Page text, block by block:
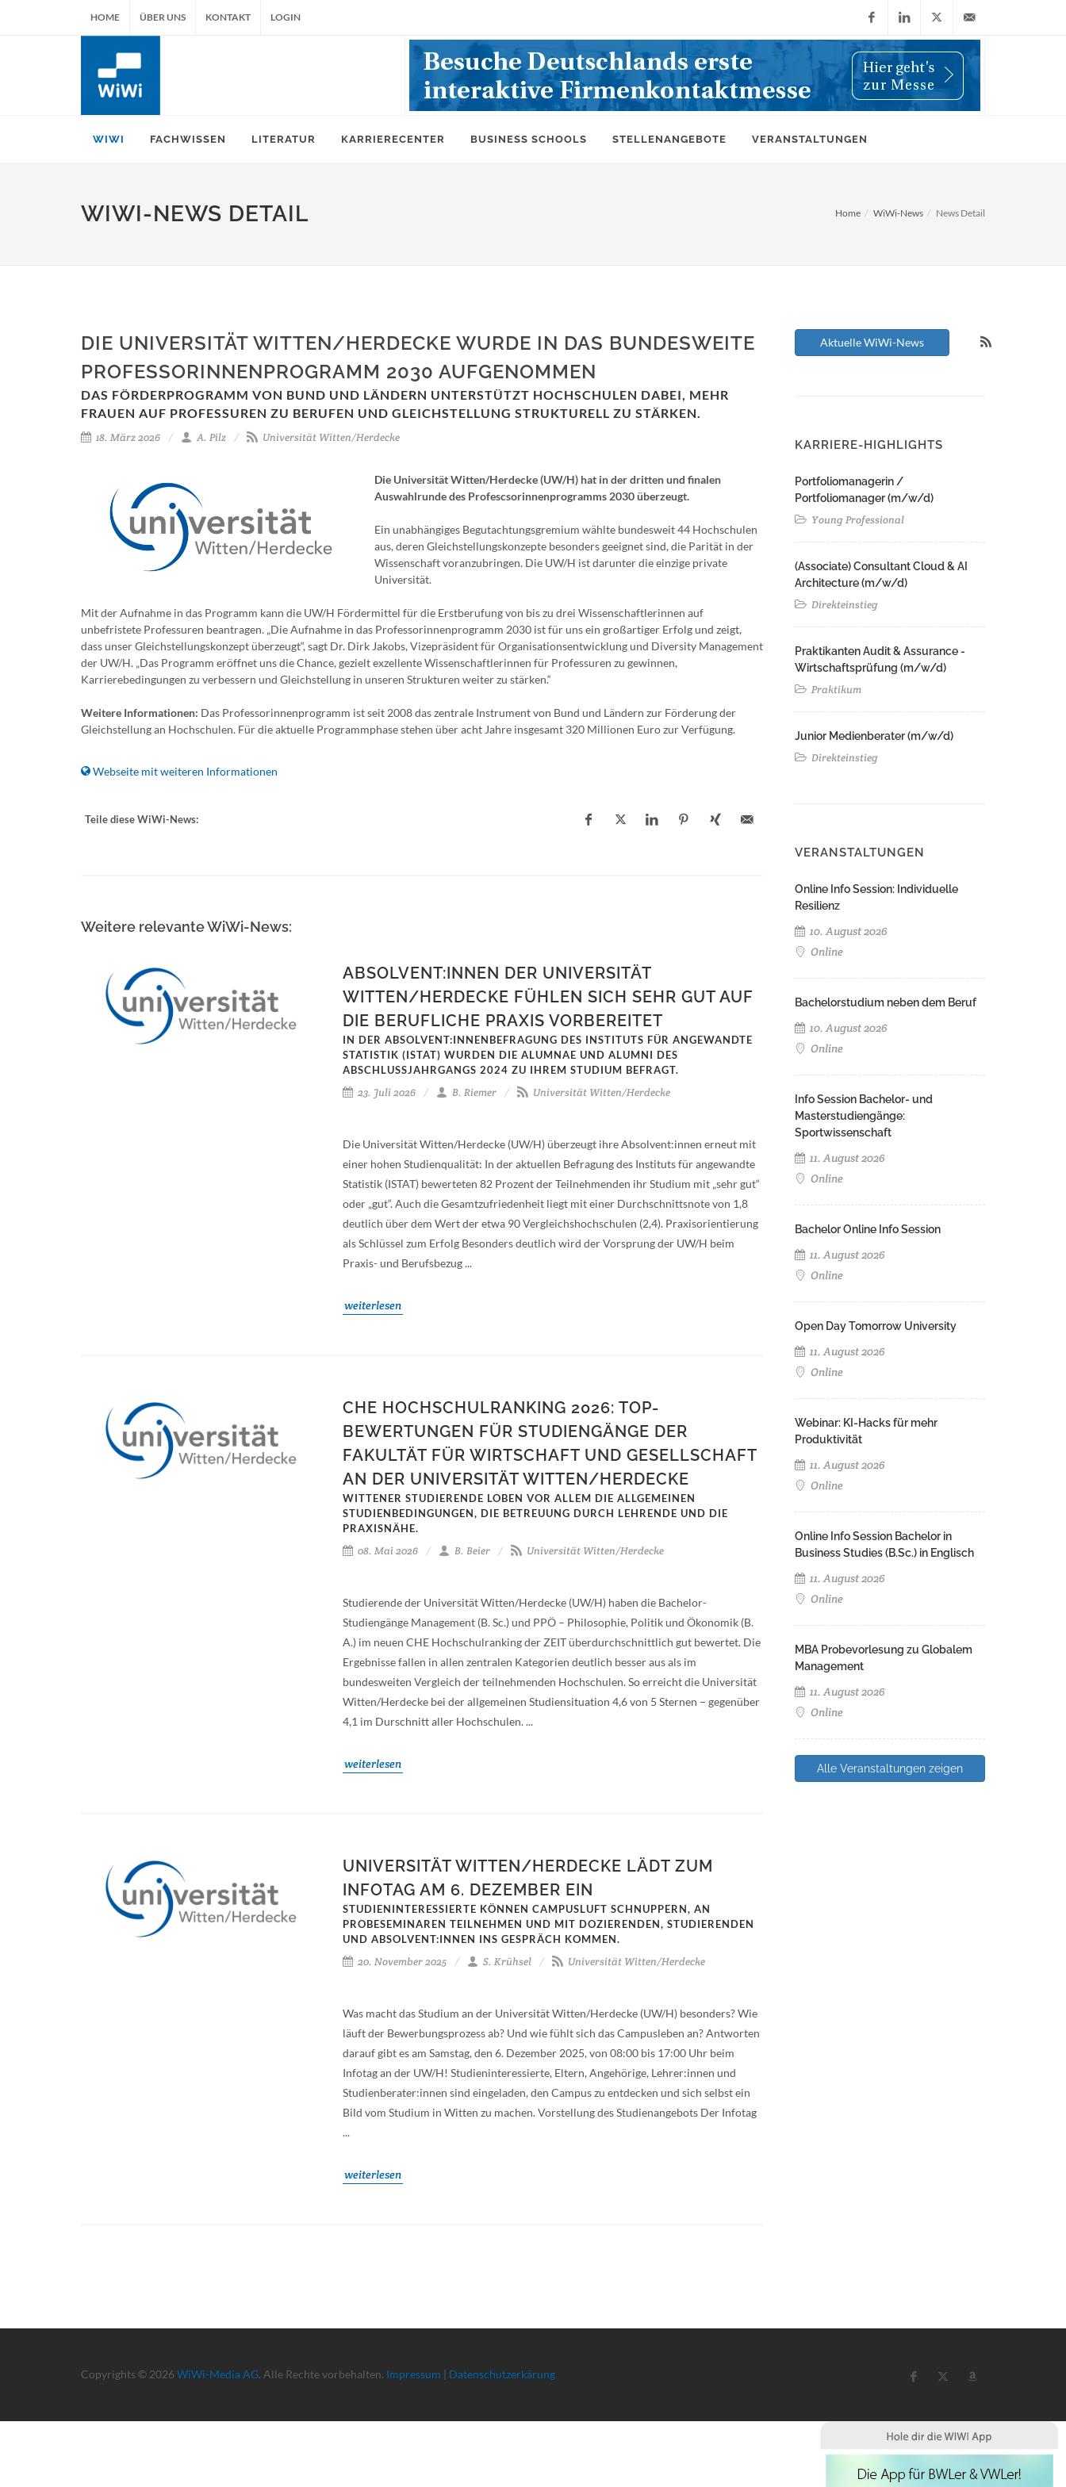
HOME ÜBER UNS KONTAKT LOGIN
FacebookLinkedIn
X
(Twitter)
info@wiwi-
WIWI FACHWISSEN LITERATUR KARRIERECENTER BUSINESS SCHOOLS STELLENANGEBOTE VERANSTALTUNGEN
WIWI-NEWS DETAIL Home WiWi-News News Detail
DIE UNIVERSITÄT WITTEN/HERDECKE WURDE IN DAS BUNDESWEITE
PROFESSORINNENPROGRAMM 2030 AUFGENOMMEN
DAS FÖRDERPROGRAMM VON BUND UND LÄNDERN UNTERSTÜTZT HOCHSCHULEN DABEI, MEHR
FRAUEN AUF PROFESSUREN ZU BERUFEN UND GLEICHSTELLUNG STRUKTURELL ZU STÄRKEN.
18. März 2026 A. Pilz Universität Witten/Herdecke
Die Universität Witten/Herdecke (UW/H) hat in der dritten und finalen
Auswahlrunde des Profescsorinnenprogramms 2030 überzeugt.
Ein unabhängiges Begutachtungsgremium wählte bundesweit 44 Hochschulen
aus, deren Gleichstellungskonzepte besonders geeignet sind, die Parität in der
Wissenschaft voranzubringen. Die UW/H ist darunter die einzige private
Universität.
Mit der Aufnahme in das Programm kann die UW/H Fördermittel für die Erstberufung von bis zu drei Wissenschaftlerinnen auf
unbefristete Professuren beantragen. „Die Aufnahme in das Professorinnenprogramm 2030 ist für uns ein großartiger Erfolg und zeigt,
dass unser Gleichstellungskonzept überzeugt“, sagt Dr. Dirk Jakobs, Vizepräsident für Organisationsentwicklung und Diversity Management
der UW/H. „Das Programm eröffnet uns die Chance, gezielt exzellente Wissenschaftlerinnen für Professuren zu gewinnen,
Karrierebedingungen zu verbessern und Gleichstellung in unseren Strukturen weiter zu stärken.“
Weitere Informationen: Das Professorinnenprogramm ist seit 2008 das zentrale Instrument von Bund und Ländern zur Förderung der
Gleichstellung an Hochschulen. Für die aktuelle Programmphase stehen über acht Jahre insgesamt 320 Millionen Euro zur Verfügung.
Webseite mit weiteren Informationen
Teile diese WiWi-News:
Weitere relevante WiWi-News:
ABSOLVENT:INNEN DER UNIVERSITÄT
WITTEN/HERDECKE FÜHLEN SICH SEHR GUT AUF
DIE BERUFLICHE PRAXIS VORBEREITET
IN DER ABSOLVENT:INNENBEFRAGUNG DES INSTITUTS FÜR ANGEWANDTE
STATISTIK (ISTAT) WURDEN DIE ALUMNAE UND ALUMNI DES
ABSCHLUSSJAHRGANGS 2024 ZU IHREM STUDIUM BEFRAGT.
23. Juli 2026 B. Riemer Universität Witten/Herdecke
Die Universität Witten/Herdecke (UW/H) überzeugt ihre Absolvent:innen erneut mit
einer hohen Studienqualität: In der aktuellen Befragung des Instituts für angewandte
Statistik (ISTAT) bewerteten 82 Prozent der Teilnehmenden ihr Studium mit „sehr gut“
oder „gut“. Auch die Gesamtzufriedenheit liegt mit einer Durchschnittsnote von 1,8
deutlich über dem Wert der etwa 90 Vergleichshochschulen (2,4). Praxisorientierung
als Schlüssel zum Erfolg Besonders deutlich wird der Vorsprung der UW/H beim
Praxis- und Berufsbezug ...
weiterlesen
CHE HOCHSCHULRANKING 2026: TOP-
BEWERTUNGEN FÜR STUDIENGÄNGE DER
FAKULTÄT FÜR WIRTSCHAFT UND GESELLSCHAFT
AN DER UNIVERSITÄT WITTEN/HERDECKE
WITTENER STUDIERENDE LOBEN VOR ALLEM DIE ALLGEMEINEN
STUDIENBEDINGUNGEN, DIE BETREUUNG DURCH LEHRENDE UND DIE
PRAXISNÄHE.
08. Mai 2026 B. Beier Universität Witten/Herdecke
Studierende der Universität Witten/Herdecke (UW/H) haben die Bachelor-
Studiengänge Management (B. Sc.) und PPÖ – Philosophie, Politik und Ökonomik (B.
A.) im neuen CHE Hochschulranking der ZEIT überdurchschnittlich gut bewertet. Die
Ergebnisse fallen in allen zentralen Kategorien deutlich besser aus als im
bundesweiten Vergleich der teilnehmenden Hochschulen. So erreicht die Universität
Witten/Herdecke bei der allgemeinen Studiensituation 4,6 von 5 Sternen – gegenüber
4,1 im Durschnitt aller Hochschulen. ...
weiterlesen
UNIVERSITÄT WITTEN/HERDECKE LÄDT ZUM
INFOTAG AM 6. DEZEMBER EIN
STUDIENINTERESSIERTE KÖNNEN CAMPUSLUFT SCHNUPPERN, AN
PROBESEMINAREN TEILNEHMEN UND MIT DOZIERENDEN, STUDIERENDEN
UND ABSOLVENT:INNEN INS GESPRÄCH KOMMEN.
20. November 2025 S. Krühsel Universität Witten/Herdecke
Was macht das Studium an der Universität Witten/Herdecke (UW/H) besonders? Wie
läuft der Bewerbungsprozess ab? Und wie fühlt sich das Campusleben an? Antworten
darauf gibt es am Samstag, den 6. Dezember 2025, von 08:00 bis 17:00 Uhr beim
Infotag an der UW/H! Studieninteressierte, Eltern, Angehörige, Lehrer:innen und
Studienberater:innen sind eingeladen, den Campus zu entdecken und sich selbst ein
Bild vom Studium in Witten zu machen. Vorstellung des Studienangebots Der Infotag
...
weiterlesen
Aktuelle WiWi-News
KARRIERE-HIGHLIGHTS
Portfoliomanagerin /
Portfoliomanager (m/w/d)
Young Professional
(Associate) Consultant Cloud & AI
Architecture (m/w/d)​ ​
Direkteinstieg
Praktikanten Audit & Assurance -
Wirtschaftsprüfung (m/w/d)
Praktikum
Junior Medienberater (m/w/d)
Direkteinstieg
VERANSTALTUNGEN
Online Info Session: Individuelle
Resilienz
10. August 2026
Online
Bachelorstudium neben dem Beruf
10. August 2026
Online
Info Session Bachelor- und
Masterstudiengänge:
Sportwissenschaft
11. August 2026
Online
Bachelor Online Info Session
11. August 2026
Online
Open Day Tomorrow University
11. August 2026
Online
Webinar: KI-Hacks für mehr
Produktivität
11. August 2026
Online
Online Info Session Bachelor in
Business Studies (B.Sc.) in Englisch
11. August 2026
Online
MBA Probevorlesung zu Globalem
Management
11. August 2026
Online
Alle Veranstaltungen zeigen
Copyrights © 2026 WiWi-Media AG. Alle Rechte vorbehalten. Impressum | Datenschutzerkärung